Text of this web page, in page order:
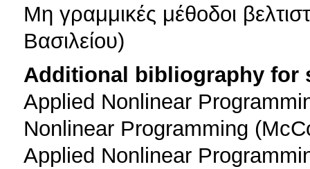
Μη γραμμικές μέθοδοι
Βασιλείου)
Additional bibliography for
Applied Nonlinear
Nonlinear Programming
Applied Nonlinear